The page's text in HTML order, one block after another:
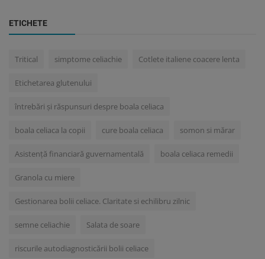
ETICHETE
Tritical simptome celiachie Cotlete italiene coacere lenta
Etichetarea glutenului
întrebări și răspunsuri despre boala celiaca
boala celiaca la copii cure boala celiaca somon si mărar
Asistență financiară guvernamentală boala celiaca remedii
Granola cu miere
Gestionarea bolii celiace. Claritate si echilibru zilnic
semne celiachie Salata de soare
riscurile autodiagnosticării bolii celiace